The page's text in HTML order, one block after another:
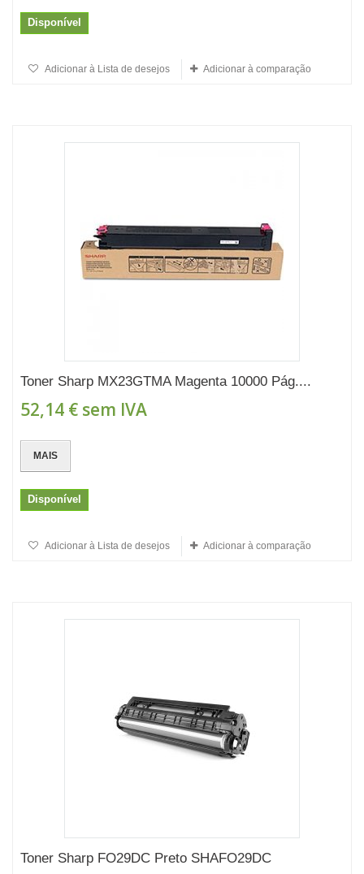
Disponível
Adicionar à Lista de desejos Adicionar à comparação
Toner Sharp MX23GTMA Magenta 10000 Pág....
52,14 € sem IVA
MAIS
Disponível
Adicionar à Lista de desejos Adicionar à comparação
Toner Sharp FO29DC Preto SHAFO29DC